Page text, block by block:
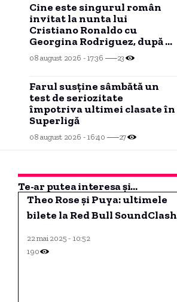
Cine este singurul român
invitat la nunta lui
Cristiano Ronaldo cu
Georgina Rodriguez, după o
legătură de două decenii.
08 august 2026 - 17:36 23
Farul susține sâmbătă un
test de seriozitate
împotriva ultimei clasate în
Superligă
08 august 2026 - 16:40 27
Te-ar putea interesa și...
Theo Rose și Puya: ultimele
bilete la Red Bull SoundClash
22 mai 2025 - 10:52
190